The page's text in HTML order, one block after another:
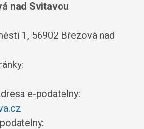
nad Svitavou
1, 56902 Březová nad
e‑podatelny: